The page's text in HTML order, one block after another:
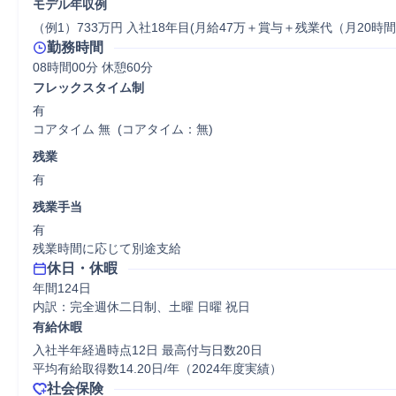
モデル年収例
（例1）733万円 入社18年目(月給47万＋賞与＋残業代（月20時
勤務時間
08時間00分 休憩60分
フレックスタイム制
有
コアタイム 無  (コアタイム：無)
残業
有
残業手当
有
残業時間に応じて別途支給
休日・休暇
年間124日
内訳：完全週休二日制、土曜 日曜 祝日
有給休暇
入社半年経過時点12日 最高付与日数20日
平均有給取得数14.20日/年（2024年度実績）
社会保険